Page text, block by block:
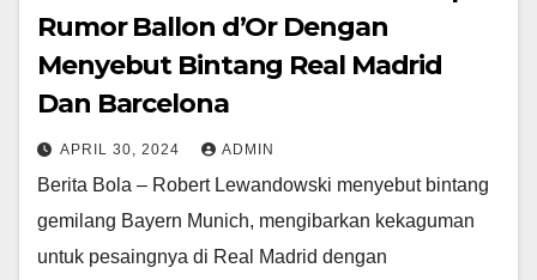
Rumor Ballon d’Or Dengan
Menyebut Bintang Real Madrid
Dan Barcelona
APRIL 30, 2024 ADMIN
Berita Bola – Robert Lewandowski menyebut bintang
gemilang Bayern Munich, mengibarkan kekaguman
untuk pesaingnya di Real Madrid dengan